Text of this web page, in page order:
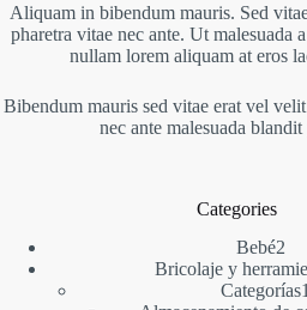
Aliquam in bibendum mauris. Sed
pharetra vitae nec ante. Ut malesuada
nullam lorem aliquam at eros
Bibendum mauris sed vitae erat vel
nec ante malesuada blandit
Categories
Bebé22
Bricolaje y
Categorías